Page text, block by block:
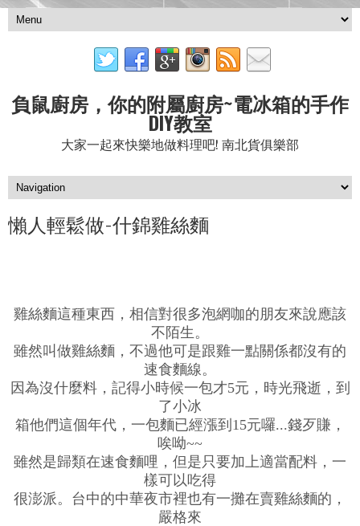
負鼠廚房，你的附屬廚房~電冰箱的手作
DIY教室
大家一起來快樂地做料理吧! 南北貨俱樂部
懶人輕鬆做-什錦雞絲麵
雞絲麵這種東西，相信對很多泡網咖的朋友來說應該
不陌生。
雖然叫做雞絲麵，不過他可是跟雞一點關係都沒有的
速食麵線。
因為沒什麼料，記得小時候一包才5元，時光飛逝，到
了小冰
箱他們這個年代，一包麵已經漲到15元囉...錢歹賺，
唉呦~~
雖然是歸類在速食麵哩，但是只要加上適當配料，一
樣可以吃得
很澎派。台中的中華夜市裡也有一攤在賣雞絲麵的，
嚴格來